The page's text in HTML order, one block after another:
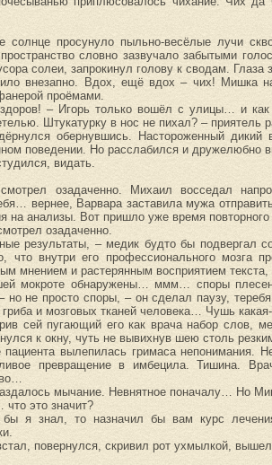
солнце просунуло пыльно-весёлые лучи
словно зазвучало забытыми
солеи, запрокинул голову к сводам.
внезапно. Вдох, ещё вдох – чих! Мишка
проёмами.
– Игорь только вошёл с улицы… и
Штукатурку в нос не пихал? – приятель
обернувшись. Настороженный
поведении. Но расслабился и дружелюбно
видать.
озадаченно. Михаил восседал
вернее, Варвара заставила мужа
на анализы. Вот пришло уже время повторного
озадаченно.
результаты, – медик будто бы подвергал
что внутри его профессионального мозга
мнением и растерянным восприятием текста,
мокроте обнаружены… ммм… споры
но не просто споры, – он сделал паузу,
гриба и мозговых тканей человека… Чушь
сей пугающий его как врача набор слов,
к окну, чуть не вывихнув шею столь
пациента вылепилась гримаса непонимания.
превращение в имбецила. Тишина.
мычание. Невнятное поначалу… Но
это значит?
я знал, то назначил бы вам курс
повернулся, скривил рот ухмылкой,